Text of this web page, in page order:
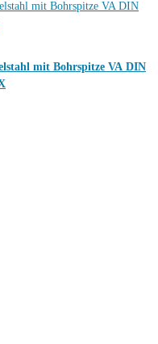
mit Bohrspitze VA DIN